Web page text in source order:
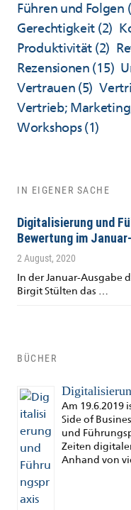
Führen und Folgen
Gerechtigkeit (2)
Produktivität (2)
Rezensionen (15)
Vertrauen (5)
Vertrieb;
Workshops(1)
IN EIGENER SACHE
Digitalisierung und
Bewertung im
2 August, 2020
In der Januar-Ausgabe
Birgit Stülten das …
BÜCHER
Am 19.6.2019
Side of
und
Zeiten
Anhand von